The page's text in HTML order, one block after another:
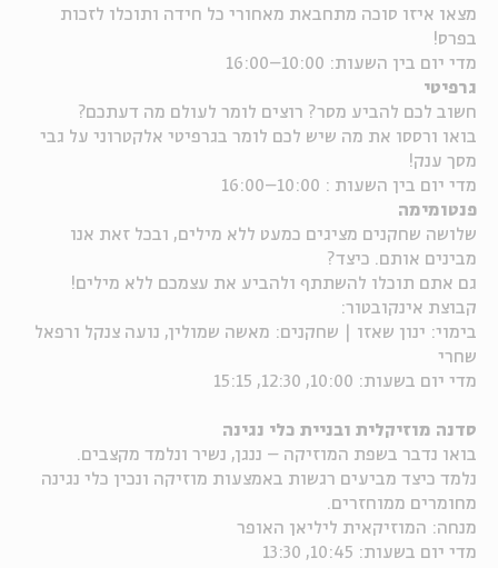
מצאו איזו סוכה מתחבאת מאחורי כל חידה ותוכלו לזכות
בפרס!
מדי יום בין השעות: 10:00–16:00
גרפיטי
חשוב לכם להביע מסר? רוצים לומר לעולם מה דעתכם?
בואו ורססו את מה שיש לכם לומר בגרפיטי אלקטרוני על גבי
מסך ענק!
מדי יום בין השעות : 10:00–16:00
פנטומימה
שלושה שחקנים מציגים כמעט ללא מילים, ובכל זאת אנו
מבינים אותם. כיצד?
גם אתם תוכלו להשתתף ולהביע את עצמכם ללא מילים!
קבוצת אינקובטור:
בימוי: ינון שאזו | שחקנים: מאשה שמולין, נועה צנקל ורפאל
שחרי
מדי יום בשעות: 10:00, 12:30, 15:15
סדנה מוזיקלית ובניית כלי נגינה
בואו נדבר בשפת המוזיקה – ננגן, נשיר ונלמד מקצבים.
נלמד כיצד מביעים רגשות באמצעות מוזיקה ונכין כלי נגינה
מחומרים ממוחזרים.
מנחה: המוזיקאית ליליאן האופר
מדי יום בשעות: 10:45, 13:30